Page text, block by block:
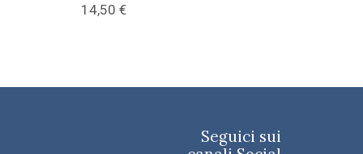
14,50 €
Seguici sui